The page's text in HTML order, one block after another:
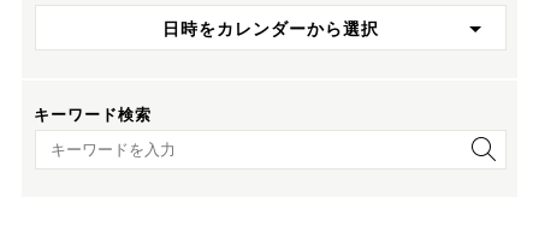
日時をカレンダーから選択
キーワード検索
キーワード検索